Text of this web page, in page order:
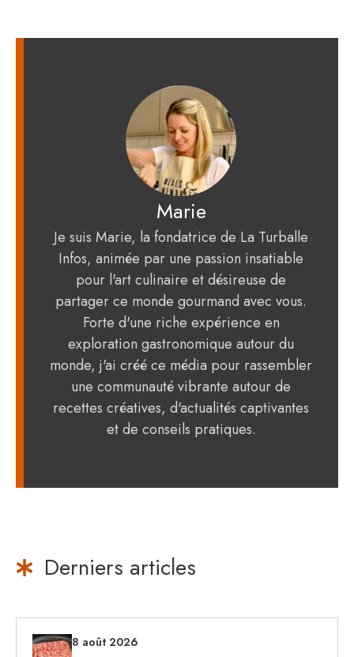
Marie
Je suis Marie, la fondatrice de La Turballe
Infos, animée par une passion insatiable
pour l'art culinaire et désireuse de
partager ce monde gourmand avec vous.
Forte d'une riche expérience en
exploration gastronomique autour du
monde, j'ai créé ce média pour rassembler
une communauté vibrante autour de
recettes créatives, d'actualités captivantes
et de conseils pratiques.
Derniers articles
8 août 2026